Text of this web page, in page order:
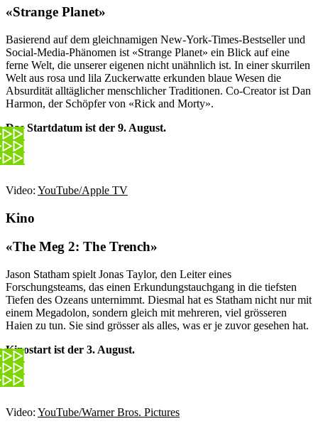
«Strange Planet»
Basierend auf dem gleichnamigen New-York-Times-Bestseller und
Social-Media-Phänomen ist «Strange Planet» ein Blick auf eine
ferne Welt, die unserer eigenen nicht unähnlich ist. In einer skurrilen
Welt aus rosa und lila Zuckerwatte erkunden blaue Wesen die
Absurdität alltäglicher menschlicher Traditionen. Co-Creator ist Dan
Harmon, der Schöpfer von «Rick and Morty».
Das Startdatum ist der 9. August.
Video: YouTube/Apple TV
Kino
«The Meg 2: The Trench»
Jason Statham spielt Jonas Taylor, den Leiter eines
Forschungsteams, das einen Erkundungstauchgang in die tiefsten
Tiefen des Ozeans unternimmt. Diesmal hat es Statham nicht nur mit
einem Megadolon, sondern gleich mit mehreren, viel grösseren
Haien zu tun. Sie sind grösser als alles, was er je zuvor gesehen hat.
Kinostart ist der 3. August.
Video: YouTube/Warner Bros. Pictures